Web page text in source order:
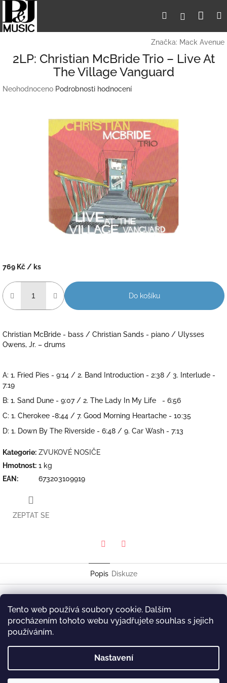
Tento web používá soubory cookie. Dalším
procházením tohoto webu vyjadřujete souhlas s jejich
používáním.
Nastavení
obsah
HledatPřihlášení
Značka: Mack Avenue
2LP: Christian McBride Trio – Live At
The Village Vanguard
Průměrné
Neohodnoceno Podrobnosti hodnocení
769 Kč / ks
cena:
Do košíku
Christian McBride - bass / Christian Sands - piano / Ulysses
Owens, Jr. – drums
A: 1. Fried Pies - 9:14 / 2. Band Introduction - 2:38 / 3. Interlude -
7:19
B: 1. Sand Dune - 9:07 / 2. The Lady In My Life - 6:56
C: 1. Cherokee -8:44 / 7. Good Morning Heartache - 10:35
D: 1. Down By The Riverside - 6:48 / 9. Car Wash - 7:13
Kategorie: ZVUKOVÉ NOSIČE
Hmotnost: 1 kg
EAN : 673203109919
ZEPTAT SE
Popis Diskuze
Live At The Village Vanguard
Mack Avenue Records MAC 1099LP